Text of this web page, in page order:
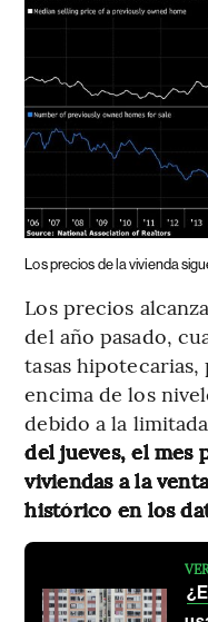
Los precios de la vivienda
Los precios
del año pasado,
tasas
encima de los
debido a la
del jueves, el mes
viviendas a la
histórico en los